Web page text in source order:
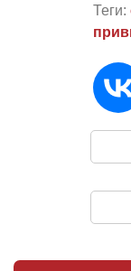
Теги: